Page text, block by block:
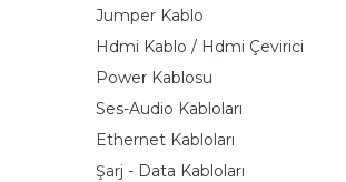
Jumper Kablo
Hdmi Kablo / Hdmi Çevirici
Power Kablosu
Ses-Audio Kabloları
Ethernet Kabloları
Şarj - Data Kabloları